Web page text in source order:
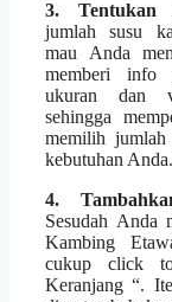
3. Tentukan
jumlah susu
mau Anda
memberi info
ukuran dan
sehingga
memilih
kebutuhan Anda.
4.
Sesudah Anda
Kambing
cukup click
Keranjang “.